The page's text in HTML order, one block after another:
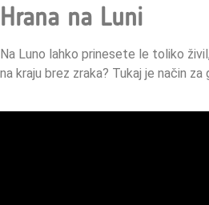
Hrana na Luni
Na Luno lahko prinesete le toliko
na kraju brez zraka? Tukaj je način za